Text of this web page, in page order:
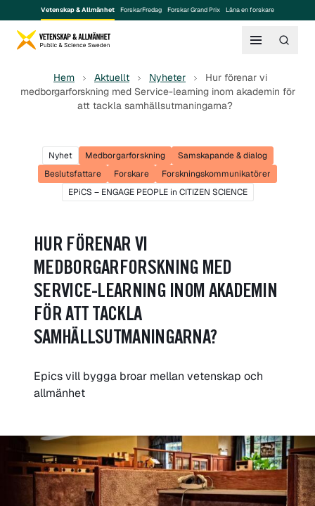
Vetenskap & Allmänhet ForskarFredag Forskar Grand Prix Låna en forskare
Hem Aktuellt Nyheter
Hur förenar vi
medborgarforskning med Service-learning inom akademin för
att tackla samhällsutmaningarna?
Nyhet Medborgarforskning
Samskapande & dialog
Beslutsfattare
Forskare
Forskningskommunikatörer
EPiCS – ENGAGE PEOPLE in CITIZEN SCIENCE
HUR FÖRENAR VI
MEDBORGARFORSKNING MED
SERVICE-LEARNING INOM AKADEMIN
FÖR ATT TACKLA
SAMHÄLLSUTMANINGARNA?
Epics vill bygga broar mellan vetenskap och
allmänhet